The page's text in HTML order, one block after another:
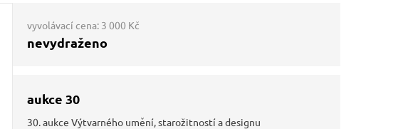
vyvolávací cena: 3 000 Kč
nevydraženo
aukce 30
30. aukce Výtvarného umění, starožitností a designu